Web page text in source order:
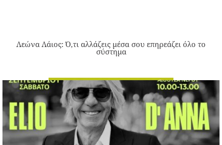
Λεώνα Λάιος: Ό,τι αλλάζεις μέσα σου επηρεάζει όλο το
σύστημα